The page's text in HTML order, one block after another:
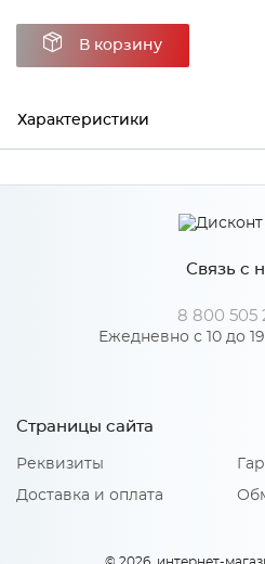
В корзину
Характеристики
Ширина
26
Особенности
Связь с
8 800 505
Ежедневно с 10 до
Страницы сайта
Реквизиты
Доставка и оплата